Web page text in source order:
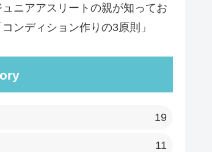
ニアアスリートの親が知ってお
コンディション作りの3原則」
19
11